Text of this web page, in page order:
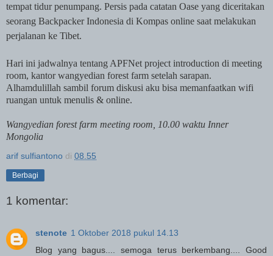
tempat tidur penumpang. Persis pada catatan Oase yang diceritakan
seorang Backpacker Indonesia di Kompas online saat melakukan
perjalanan ke Tibet.
Hari ini jadwalnya tentang APFNet project introduction di meeting
room, kantor wangyedian forest farm setelah sarapan.
Alhamdulillah sambil forum diskusi aku bisa memanfaatkan wifi
ruangan untuk menulis & online.
Wangyedian forest farm meeting room, 10.00 waktu Inner
Mongolia
arif sulfiantono di 08.55
Berbagi
1 komentar:
stenote 1 Oktober 2018 pukul 14.13
Blog yang bagus.... semoga terus berkembang.... Good